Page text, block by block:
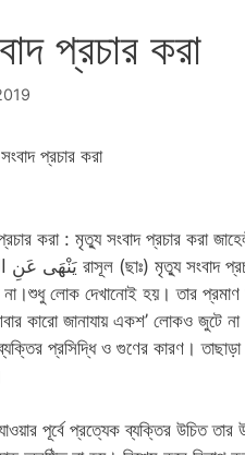
প্রচার করা
প্রচার করা
করা : মৃত্যু সংবাদ প্রচার করা
লোক দেখানোই হয়। তার প্রমাণ
কারো জানাযায় একশ’ লোকও জুটে
প্রসিদ্ধি ও গুণের কারণ।
পূর্বে প্রত্যেক ব্যক্তির উচিত